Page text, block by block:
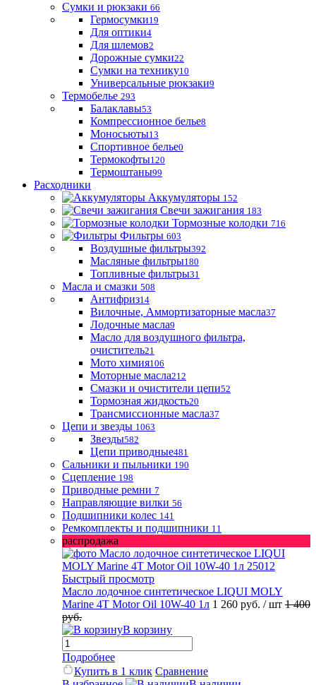
Сумки и рюкзаки 66
Гермосумки19
Для оптики4
Для шлемов2
Дорожные сумки22
Сумки на технику10
Универсальные рюкзаки9
Термобелье 293
Балаклавы53
Компрессионное белье8
Моносьюты13
Спортивное белье0
Термокофты120
Термоштаны99
Расходники
Аккумуляторы 152
Свечи зажигания 183
Тормозные колодки 716
Фильтры 603
Воздушные фильтры392
Масляные фильтры180
Топливные фильтры31
Масла и смазки 508
Антифриз14
Вилочные, Аммортизаторные масла37
Лодочные масла9
Масло для воздушного фильтра,
очиститель21
Мото химия106
Моторные масла212
Смазки и очистители цепи52
Тормозная жидкость20
Трансмиссионные масла37
Цепи и звезды 1063
Звезды582
Цепи приводные481
Сальники и пыльники 190
Сцепление 198
Приводные ремни 7
Направляющие вилки 56
Подшипники колес 141
Ремкомплекты и подшипники 11
распродажа
Быстрый просмотр
Масло лодочное синтетическое LIQUI MOLY
Marine 4T Motor Oil 10W-40 1л 1 260 руб. / шт 1 400
руб.
В корзину
Подробнее
Купить в 1 клик Сравнение